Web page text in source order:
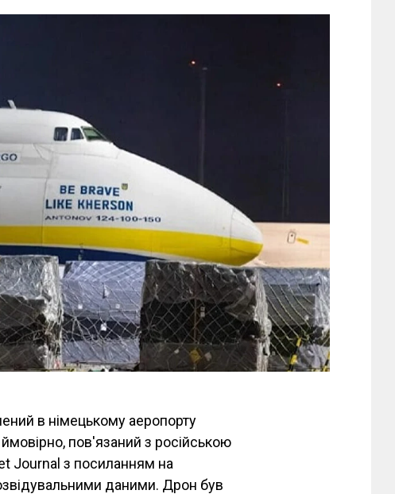
в німецькому аеропорту
пов'язаний з російською
Journal з посиланням на
даними. Дрон був